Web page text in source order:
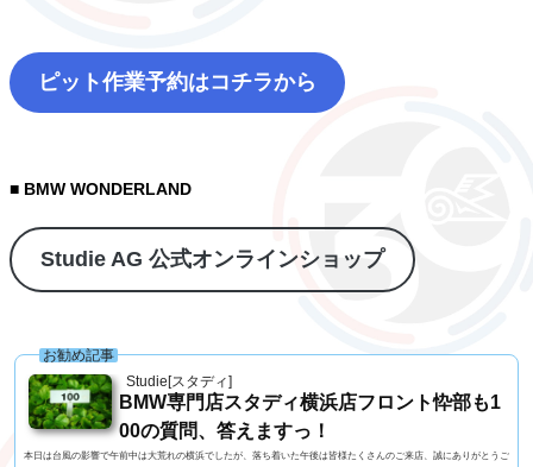
ピット作業予約はコチラから
■ BMW WONDERLAND
Studie AG 公式オンラインショップ
Studie[スタディ]
お勧め記事
BMW専門店スタディ横浜店フロント忰部も1
00の質問、答えますっ！
本日は台風の影響で午前中は大荒れの横浜でしたが、落ち着いた午後は皆様たくさんのご来店、誠にありがとうご